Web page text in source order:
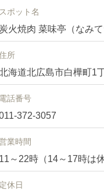
スポット名
炭火焼肉 菜味亭（なみて
所
海道北広島市白樺町1
電話番号
372-3057
業時間
11～22時（14～17時は
定休日